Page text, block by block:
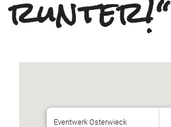
Eventwerk Osterwieck